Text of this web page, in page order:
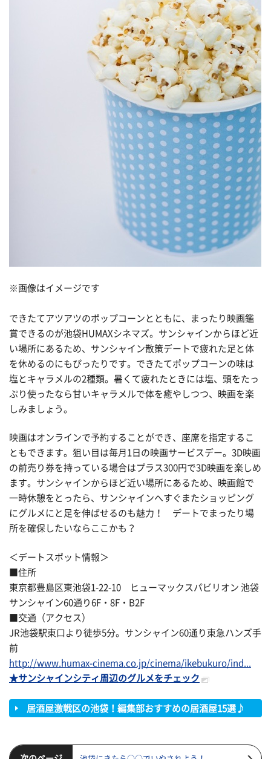
※画像はイメージです
できたてアツアツのポップコーンとともに、まったり映画鑑
賞できるのが池袋HUMAXシネマズ。サンシャインからほど近
い場所にあるため、サンシャイン散策デートで疲れた足と体
を休めるのにもぴったりです。できたてポップコーンの味は
塩とキャラメルの2種類。暑くて疲れたときには塩、頭をたっ
ぷり使ったなら甘いキャラメルで体を癒やしつつ、映画を楽
しみましょう。
映画はオンラインで予約することができ、座席を指定するこ
ともできます。狙い目は毎月1日の映画サービスデー。3D映画
の前売り券を持っている場合はプラス300円で3D映画を楽しめ
ます。サンシャインからほど近い場所にあるため、映画館で
一時休憩をとったら、サンシャインへすぐまたショッピング
にグルメにと足を伸ばせるのも魅力！ デートでまったり場
所を確保したいならここかも？
＜デートスポット情報＞
■住所
東京都豊島区東池袋1-22-10 ヒューマックスパビリオン 池袋
サンシャイン60通り6F・8F・B2F
■交通（アクセス）
JR池袋駅東口より徒歩5分。サンシャイン60通り東急ハンズ手
前
http://www.humax-cinema.co.jp/cinema/ikebukuro/ind...
★サンシャインシティ周辺のグルメをチェック
居酒屋激戦区の池袋！編集部おすすめの居酒屋15選♪